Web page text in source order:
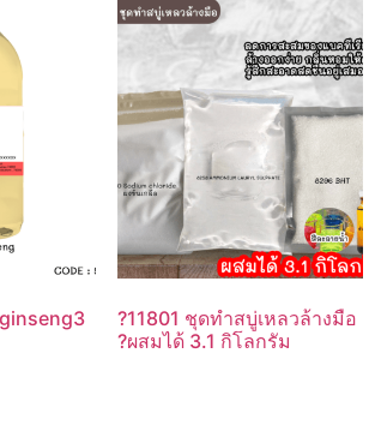
?11801 ชุดทำสบู่เหลวล้างมือ
?ผสมได้ 3.1 กิโลกรัม